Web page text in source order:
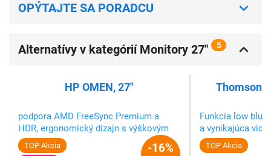
OPÝTAJTE SA PORADCU
Alternatívy v kategórií Monitory 27" 5
HP OMEN, 27"
podpora AMD FreeSync Premium a
HDR, ergonomický dizajn s výškovým
nastavením
TOP Akcia
-16%
Thomson
Funkcia low
a vynikajúca
uhla.TOP Akcia